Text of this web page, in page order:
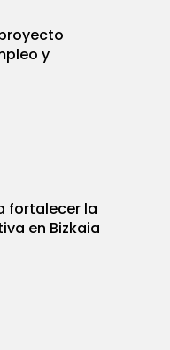
y
fortalecer la
en Bizkaia